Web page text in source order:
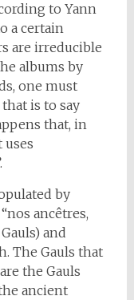
to Yann
a certain
are irreducible
albums by
one must
is to say
that, in
uses
by
ancêtres,
and
The Gauls that
the Gauls
ancient